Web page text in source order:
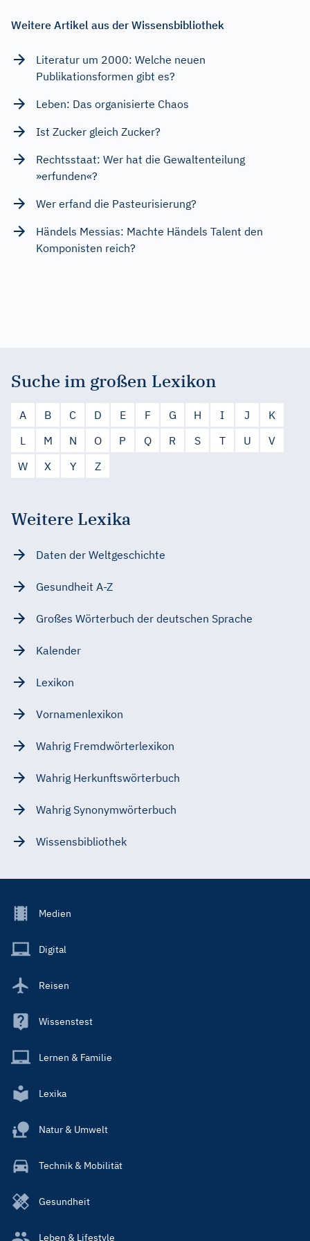
Weitere Artikel aus der Wissensbibliothek
Literatur um 2000: Welche neuen
Publikationsformen gibt es?
Leben: Das organisierte Chaos
Ist Zucker gleich Zucker?
Rechtsstaat: Wer hat die Gewaltenteilung
»erfunden«?
Wer erfand die Pasteurisierung?
Händels Messias: Machte Händels Talent den
Komponisten reich?
Suche im großen Lexikon
A B C D E F G H I J
K
L
M N O P Q R S T U
V
W
X Y Z
Weitere Lexika
Daten der Weltgeschichte
Gesundheit A-Z
Großes Wörterbuch der deutschen Sprache
Kalender
Lexikon
Vornamenlexikon
Wahrig Fremdwörterlexikon
Wahrig Herkunftswörterbuch
Wahrig Synonymwörterbuch
Wissensbibliothek
Footer
Main
Medien
Digital
Reisen
Wissenstest
Lernen & Familie
Lexika
Natur & Umwelt
Technik & Mobilität
Gesundheit
Leben & Lifestyle